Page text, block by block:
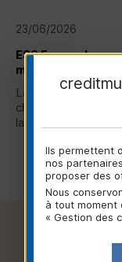
23/06/2026
ESSFrance lance :
marque unique
La nouvelle
chambre
lancée ce 23 juin
Ils permettent
nos
proposer des
Nous
à tout moment
« Gestion des